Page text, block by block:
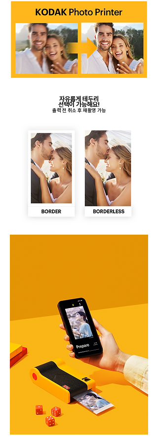
자유롭게 테두리
​선택이 가능해요!
​출력 전 취소 후 재촬영 가능